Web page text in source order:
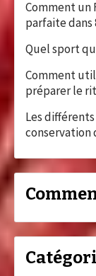
Comment un
parfaite dans
Quel sport
Comment
préparer le
Les
conservation